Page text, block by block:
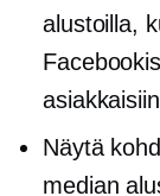
alustoilla,
Näytä
median